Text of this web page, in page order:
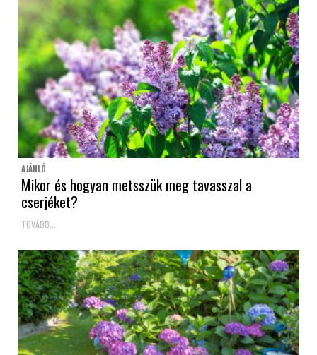
AJÁNLÓ
Mikor és hogyan metsszük meg tavasszal a
cserjéket?
TOVÁBB...